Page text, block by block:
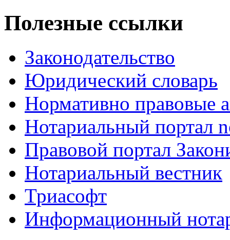
Полезные ссылки
Законодательство
Юридический словарь
Нормативно правовые
Нотариальный портал
Правовой портал
Нотариальный вестник
Триасофт
Информационный